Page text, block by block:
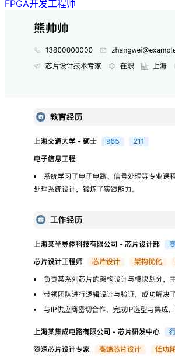
FPGA开发工程师